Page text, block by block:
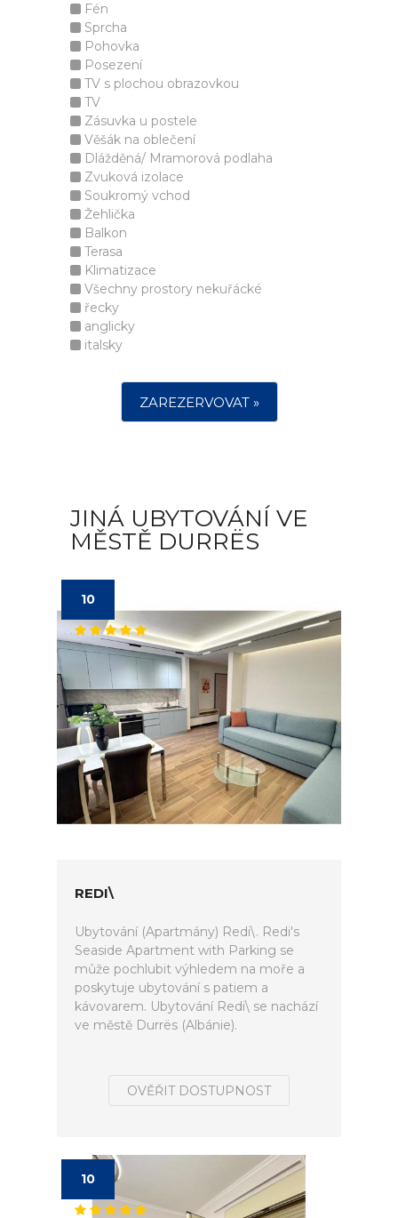
Fén
Sprcha
Pohovka
Posezení
TV s plochou obrazovkou
TV
Zásuvka u postele
Věšák na oblečení
Dlážděná/ Mramorová podlaha
Zvuková izolace
Soukromý vchod
Žehlička
Balkon
Terasa
Klimatizace
Všechny prostory nekuřácké
řecky
anglicky
italsky
ZAREZERVOVAT »
JINÁ UBYTOVÁNÍ VE
MĚSTĚ DURRËS
10
REDI\
Ubytování (Apartmány) Redi\. Redi's
Seaside Apartment with Parking se
může pochlubit výhledem na moře a
poskytuje ubytování s patiem a
kávovarem. Ubytování Redi\ se nachází
ve městě Durrës (Albánie).
OVĚŘIT DOSTUPNOST
10